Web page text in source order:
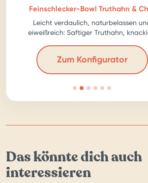
Feinschlecker-Bowl Truthahn &
Leicht verdaulich, naturbelassen
eiweißreich: Saftiger Truthahn,
Zum Konfigurator
Das könnte dich auch
interessieren